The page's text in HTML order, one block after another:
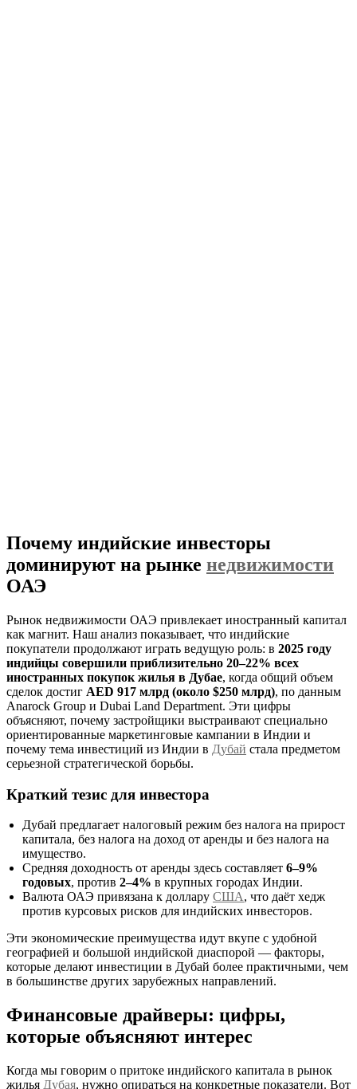
Почему индийские инвесторы
доминируют на рынке недвижимости
ОАЭ
Рынок недвижимости ОАЭ привлекает иностранный капитал
как магнит. Наш анализ показывает, что индийские
покупатели продолжают играть ведущую роль: в 2025 году
индийцы совершили приблизительно 20–22% всех
иностранных покупок жилья в Дубае, когда общий объем
сделок достиг AED 917 млрд (около $250 млрд), по данным
Anarock Group и Dubai Land Department. Эти цифры
объясняют, почему застройщики выстраивают специально
ориентированные маркетинговые кампании в Индии и
почему тема инвестиций из Индии в Дубай стала предметом
серьезной стратегической борьбы.
Краткий тезис для инвестора
Дубай предлагает налоговый режим без налога на прирост
капитала, без налога на доход от аренды и без налога на
имущество.
Средняя доходность от аренды здесь составляет 6–9%
годовых, против 2–4% в крупных городах Индии.
Валюта ОАЭ привязана к доллару США, что даёт хедж
против курсовых рисков для индийских инвесторов.
Эти экономические преимущества идут вкупе с удобной
географией и большой индийской диаспорой — факторы,
которые делают инвестиции в Дубай более практичными, чем
в большинстве других зарубежных направлений.
Финансовые драйверы: цифры,
которые объясняют интерес
Когда мы говорим о притоке индийского капитала в рынок
жилья Дубая, нужно опираться на конкретные показатели. Вот